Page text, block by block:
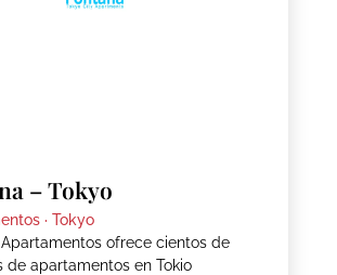
– Tokyo
· Tokyo
Apartamentos ofrece cientos de
de apartamentos en Tokio